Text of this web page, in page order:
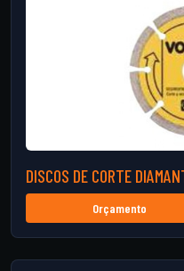
DISCOS DE CORTE
Orçamento